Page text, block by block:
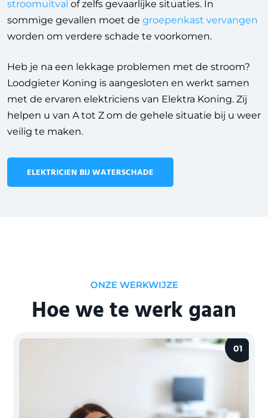
stroomuitval of zelfs gevaarlijke situaties. In
sommige gevallen moet de groepenkast vervangen
worden om verdere schade te voorkomen.
Heb je na een lekkage problemen met de stroom?
Loodgieter Koning is aangesloten en werkt samen
met de ervaren elektriciens van Elektra Koning. Zij
helpen u van A tot Z om de gehele situatie bij u weer
veilig te maken.
ELEKTRICIEN BIJ WATERSCHADE
ONZE WERKWIJZE
Hoe we te werk gaan
01